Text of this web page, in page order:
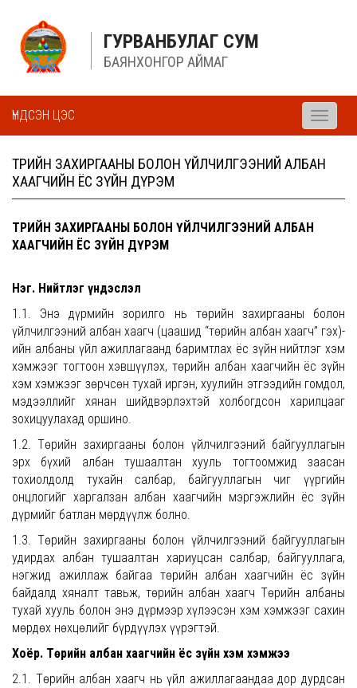
ГУРВАНБУЛАГ СУМ
БАЯНХОНГОР АЙМАГ
ҮНДСЭН ЦЭС
Toggle
ТӨРИЙН ЗАХИРГААНЫ БОЛОН ҮЙЛЧИЛГЭЭНИЙ АЛБАН
ХААГЧИЙН ЁС ЗҮЙН ДҮРЭМ
ТӨРИЙН ЗАХИРГААНЫ БОЛОН ҮЙЛЧИЛГЭЭНИЙ АЛБАН
ХААГЧИЙН ЁС ЗҮЙН ДҮРЭМ
Нэг. Нийтлэг үндэслэл
1.1. Энэ дүрмийн зорилго нь төрийн захиргааны болон
үйлчилгээний албан хаагч (цаашид “төрийн албан хаагч” гэх)-
ийн албаны үйл ажиллагаанд баримтлах ёс зүйн нийтлэг хэм
хэмжээг тогтоон хэвшүүлэх, төрийн албан хаагчийн ёс зүйн
хэм хэмжээг зөрчсөн тухай иргэн, хуулийн этгээдийн гомдол,
мэдээллийг хянан шийдвэрлэхтэй холбогдсон харилцааг
зохицуулахад оршино.
1.2. Төрийн захиргааны болон үйлчилгээний байгууллагын
эрх бүхий албан тушаалтан хууль тогтоомжид заасан
тохиолдолд тухайн салбар, байгууллагын чиг үүргийн
онцлогийг харгалзан албан хаагчийн мэргэжлийн ёс зүйн
дүрмийг батлан мөрдүүлж болно.
1.3. Төрийн захиргааны болон үйлчилгээний байгууллагын
удирдах албан тушаалтан хариуцсан салбар, байгууллага,
нэгжид ажиллаж байгаа төрийн албан хаагчийн ёс зүйн
байдалд хяналт тавьж, төрийн албан хаагч Төрийн албаны
тухай хууль болон энэ дүрмээр хүлээсэн хэм хэмжээг сахин
мөрдөх нөхцөлийг бүрдүүлэх үүрэгтэй.
Хоёр. Төрийн албан хаагчийн ёс зүйн хэм хэмжээ
2.1. Төрийн албан хаагч нь үйл ажиллагаандаа дор дурдсан